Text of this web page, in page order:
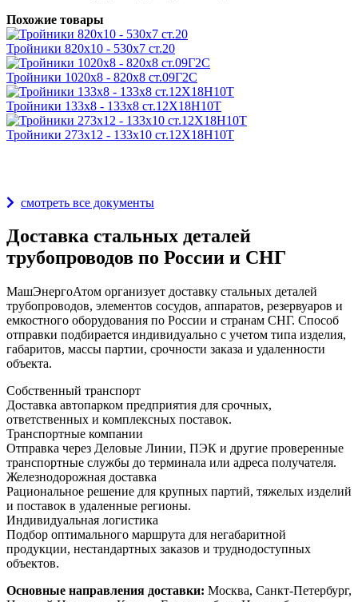
Похожие товары
Тройники 820х10 - 530х7 ст.20
Тройники 1020х8 - 820х8 ст.09Г2С
Тройники 133х8 - 133х8 ст.12Х18Н10Т
Тройники 273х12 - 133х10 ст.12Х18Н10Т
смотреть все документы
Доставка стальных деталей
трубопроводов по России и СНГ
МашЭнергоАтом организует доставку стальных деталей
трубопроводов, элементов сосудов, аппаратов, резервуаров и
емкостного оборудования по России и странам СНГ. Способ
отправки подбирается индивидуально с учетом типа изделия,
габаритов, массы партии, срочности заказа и удаленности
объекта.
Собственный транспорт
Доставка автопарком предприятия для срочных,
ответственных и комплексных поставок.
Транспортные компании
Отправка через Деловые Линии, ПЭК и другие проверенные
транспортные службы до терминала или адреса получателя.
Железнодорожная доставка
Рациональное решение для крупных партий, тяжелых изделий
и поставок в удаленные регионы.
Индивидуальная логистика
Подбор оптимального маршрута для негабаритной
продукции, нестандартных заказов и труднодоступных
объектов.
Основные направления доставки: Москва, Санкт-Петербург,